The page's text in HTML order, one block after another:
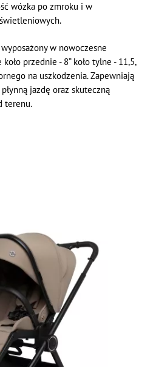
wózka po zmroku i w
w nowoczesne
przednie - 8” koło tylne - 11,5,
na uszkodzenia. Zapewniają
jazdę oraz skuteczną
terenu.